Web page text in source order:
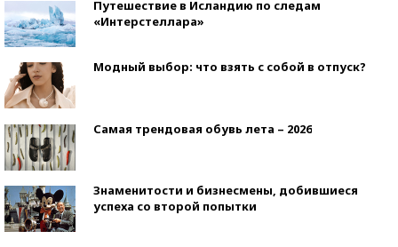
Путешествие в Исландию по следам
«Интерстеллара»
Модный выбор: что взять с собой в отпуск?
Самая трендовая обувь лета – 2026
Знаменитости и бизнесмены, добившиеся
успеха со второй попытки